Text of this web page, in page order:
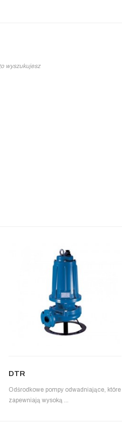
wyszukujesz
DTR
Odśrodkowe pompy odwadniające, które
zapewniają wysoką ...